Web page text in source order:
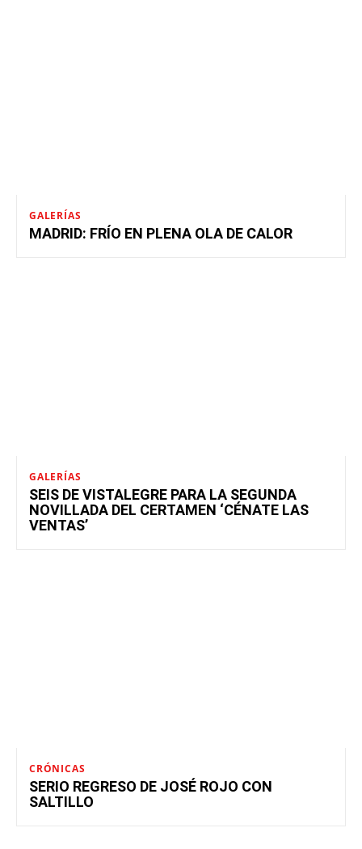
GALERÍAS
MADRID: FRÍO EN PLENA OLA DE CALOR
GALERÍAS
SEIS DE VISTALEGRE PARA LA SEGUNDA
NOVILLADA DEL CERTAMEN ‘CÉNATE LAS
VENTAS’
CRÓNICAS
SERIO REGRESO DE JOSÉ ROJO CON
SALTILLO